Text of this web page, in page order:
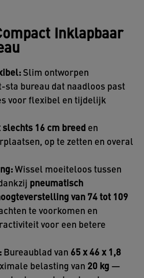
Inklapbaar
Slim ontworpen
sta bureau dat naadloos past
voor flexibel en tijdelijk
slechts 16 cm breed en
op te zetten en overal
Wissel moeiteloos tussen
pneumatisch
van 74 tot 109
te voorkomen en
voor een betere
Bureaublad van 65 x 46 x 1,8
belasting van 20 kg —